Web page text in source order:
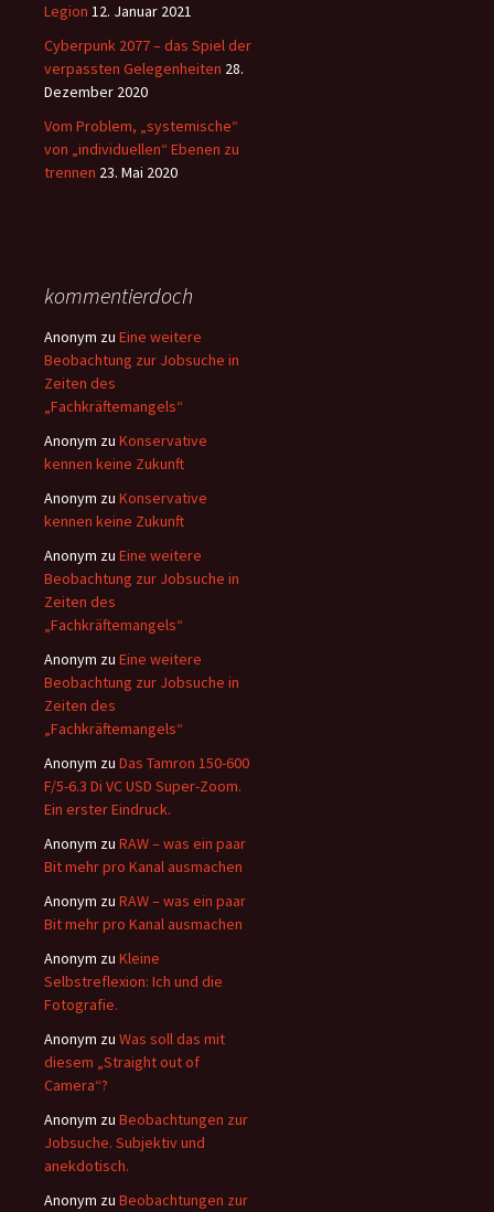
Legion 12. Januar 2021
Cyberpunk 2077 – das Spiel der
verpassten Gelegenheiten 28.
Dezember 2020
Vom Problem, „systemische“
von „individuellen“ Ebenen zu
trennen 23. Mai 2020
kommentierdoch
Anonym zu Eine weitere
Beobachtung zur Jobsuche in
Zeiten des
„Fachkräftemangels“
Anonym zu Konservative
kennen keine Zukunft
Anonym zu Konservative
kennen keine Zukunft
Anonym zu Eine weitere
Beobachtung zur Jobsuche in
Zeiten des
„Fachkräftemangels“
Anonym zu Eine weitere
Beobachtung zur Jobsuche in
Zeiten des
„Fachkräftemangels“
Anonym zu Das Tamron 150-600
F/5-6.3 Di VC USD Super-Zoom.
Ein erster Eindruck.
Anonym zu RAW – was ein paar
Bit mehr pro Kanal ausmachen
Anonym zu RAW – was ein paar
Bit mehr pro Kanal ausmachen
Anonym zu Kleine
Selbstreflexion: Ich und die
Fotografie.
Anonym zu Was soll das mit
diesem „Straight out of
Camera“?
Anonym zu Beobachtungen zur
Jobsuche. Subjektiv und
anekdotisch.
Anonym zu Beobachtungen zur